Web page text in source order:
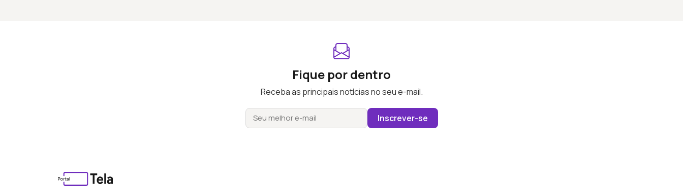
Fique por dentro
Receba as principais notícias no seu e-mail.
Inscrever-se